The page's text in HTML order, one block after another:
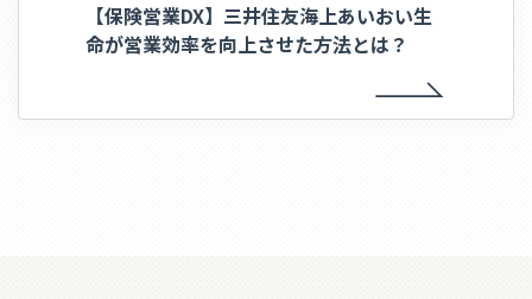
【保険営業DX】三井住友海上あいおい生
命が営業効率を向上させた方法とは？